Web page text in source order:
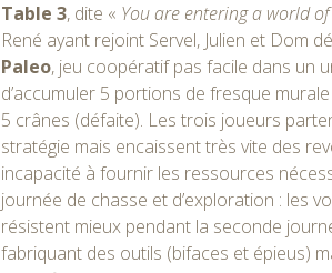
Table 3, dite « You are entering a world
René ayant rejoint Servel, Julien et Dom
Paleo, jeu coopératif pas facile dans un
d’accumuler 5 portions de fresque
5 crânes (défaite). Les trois joueurs
stratégie mais encaissent très vite des
incapacité à fournir les ressources
journée de chasse et d’exploration : les
résistent mieux pendant la seconde
fabriquant des outils (bifaces et épieus)